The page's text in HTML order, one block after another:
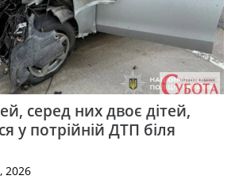
серед них двоє дітей,
у потрійній ДТП біля
2026